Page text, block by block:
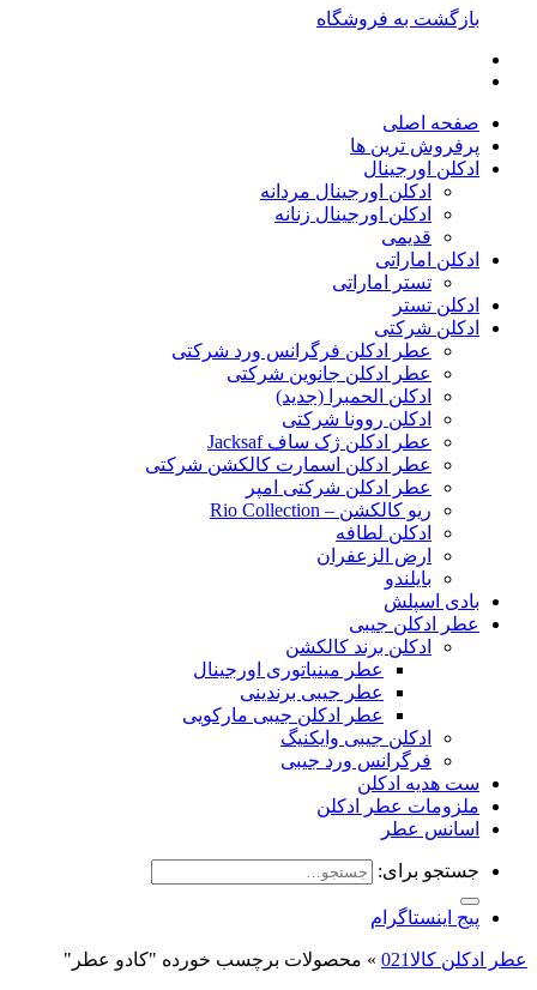
بازگشت به فروشگاه
صفحه اصلی
پرفروش ترین ها
ادکلن اورجینال
ادکلن اورجینال مردانه
ادکلن اورجینال زنانه
قدیمی
ادکلن اماراتی
تستر اماراتی
ادکلن تستر
ادکلن شرکتی
عطر ادکلن فرگرانس ورد شرکتی
عطر ادکلن جانوین شرکتی
ادکلن الحمبرا (جدید)
ادکلن روونا شرکتی
عطر ادکلن ژک‌ ساف Jacksaf
عطر ادکلن اسمارت کالکشن شرکتی
عطر ادکلن شرکتی امپر
ریو کالکشن – Rio Collection
ادکلن لطافه
ارض الزعفران
بایلندو
بادی اسپلش
عطر ادکلن جیبی
ادکلن برند کالکشن
عطر مینیاتوری اورجینال
عطر جیبی برندینی
عطر ادکلن جیبی مارکویی
ادکلن جیبی وایکنیگ
فرگرانس ورد جیبی
ست هدیه ادکلن
ملزومات عطر ادکلن
اسانس عطر
جستجو برای:
پیج اینستاگرام
عطر ادکلن کالا021 » محصولات برچسب خورده "كادو عطر"